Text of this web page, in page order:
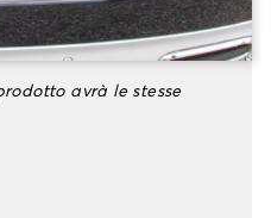
avrà le stesse